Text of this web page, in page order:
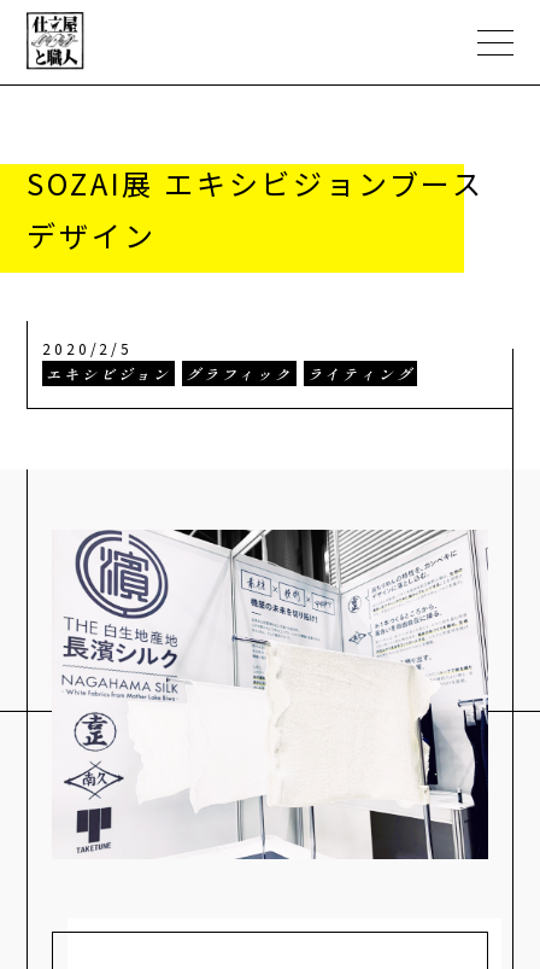
ABOUT
NEWS
SOZAI展 エキシビジョンブース
デザイン
2020/2/5
エキシビジョン
グラフィック ライティング